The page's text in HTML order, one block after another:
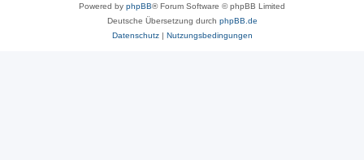
Powered by phpBB® Forum Software © phpBB Limited
Deutsche Übersetzung durch phpBB.de
Datenschutz| Nutzungsbedingungen